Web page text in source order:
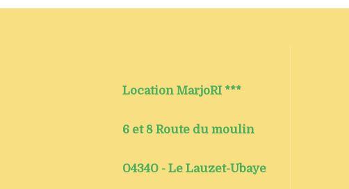
Location MarjoRI ***
6 et 8 Route du moulin
04340 - Le Lauzet-Ubaye